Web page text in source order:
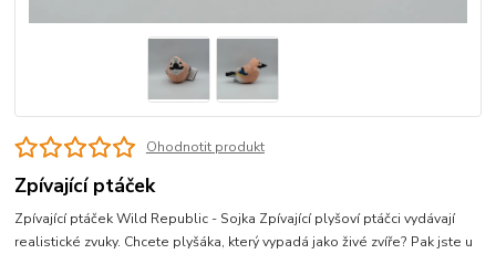
Ohodnotit produkt
Zpívající ptáček
Zpívající ptáček Wild Republic - Sojka Zpívající plyšoví ptáčci vydávají
realistické zvuky. Chcete plyšáka, který vypadá jako živé zvíře? Pak jste u